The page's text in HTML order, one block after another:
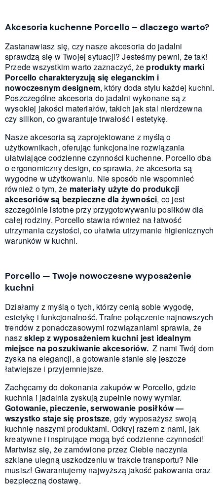
Akcesoria kuchenne Porcello – dlaczego warto?
Zastanawiasz się, czy nasze akcesoria do jadalni
sprawdzą się w Twojej sytuacji? Jesteśmy pewni, że tak!
Przede wszystkim warto zaznaczyć, że produkty marki
Porcello charakteryzują się eleganckim i
nowoczesnym designem, który doda stylu każdej kuchni.
Poszczególne akcesoria do jadalni wykonane są z
wysokiej jakości materiałów, takich jak stal nierdzewna
czy silikon, co gwarantuje trwałość i estetykę.
Nasze akcesoria są zaprojektowane z myślą o
użytkownikach, oferując funkcjonalne rozwiązania
ułatwiające codzienne czynności kuchenne. Porcello dba
o ergonomiczny design, co sprawia, że akcesoria są
wygodne w użytkowaniu. Nie sposób nie wspomnieć
również o tym, że materiały użyte do produkcji
akcesoriów są bezpieczne dla żywności, co jest
szczególnie istotne przy przygotowywaniu posiłków dla
całej rodziny. Porcello stawia również na łatwość
utrzymania czystości, co ułatwia utrzymanie higienicznych
warunków w kuchni.
Porcello — Twoje nowoczesne wyposażenie
kuchni
Działamy z myślą o tych, którzy cenią sobie wygodę,
estetykę i funkcjonalność. Trafne połączenie najnowszych
trendów z ponadczasowymi rozwiązaniami sprawia, że
naszsklep z wyposażeniem kuchni jest idealnym
miejsce na poszukiwanie akcesoriów. Z nami Twój dom
zyska na elegancji, a gotowanie stanie się jeszcze
łatwiejsze i przyjemniejsze.
Zachęcamy do dokonania zakupów w Porcello, gdzie
kuchnia i jadalnia zyskują zupełnie nowy wymiar.
Gotowanie, pieczenie, serwowanie posiłków —
wszystko staje się prostsze, gdy wyposażysz swoją
kuchnię naszymi produktami. Odkryj razem z nami, jak
kreatywne i inspirujące mogą być codzienne czynności!
Martwisz się, że zamówione przez Ciebie naczynia
szklane ulegną uszkodzeniu w trakcie transportu? Nie
musisz! Gwarantujemy najwyższą jakość pakowania oraz
bezpieczną dostawę.